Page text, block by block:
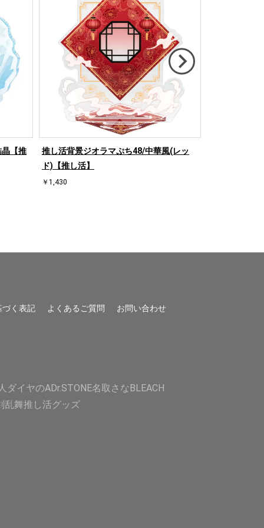
【推
推し活背景ジオラマぷち48/中華風(レッ
ド)【推し活】
￥1,430
く表記 よくあるご質問 お問い合わせ
ダイヤのADr.STONE名取さな BLEACH
乱舞推し活グッズ